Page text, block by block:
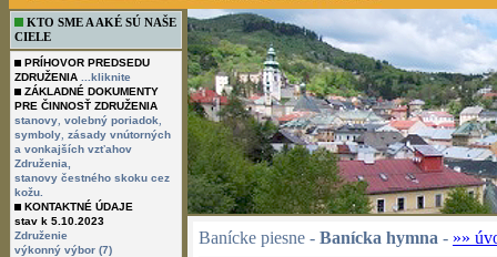
KTO SME A AKÉ SÚ NAŠE
CIELE
PRÍHOVOR PREDSEDU
ZDRUŽENIA
...kliknite
ZÁKLADNÉ DOKUMENTY
PRE ČINNOSŤ ZDRUŽENIA
stanovy volebný poriadok
symboly zásady vnútorných
a vonkajších vzťahov
Združenia,
stanovy čestného skoku cez
kožu.
KONTAKTNÉ ÚDAJE
stav k 5.10.2023
Združenie
výkonný výbor (7)
Banícke piesne - Banícka hymna - »»